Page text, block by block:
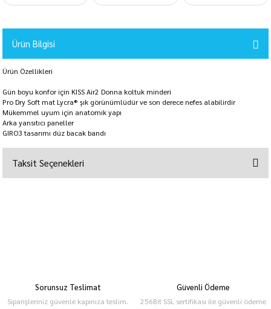
Ürün Bilgisi
Ürün Özellikleri
Gün boyu konfor için KISS Air2 Donna koltuk minderi
Pro Dry Soft mat Lycra® şık görünümlüdür ve son derece nefes alabilirdir
Mükemmel uyum için anatomik yapı
Arka yansıtıcı paneller
GIRO3 tasarımı düz bacak bandı
Taksit Seçenekleri
Sorunsuz Teslimat
Siparişleriniz güvenle kapınıza teslim.
Güvenli Ödeme
256Bit SSL sertifikası ile güvenli ödeme